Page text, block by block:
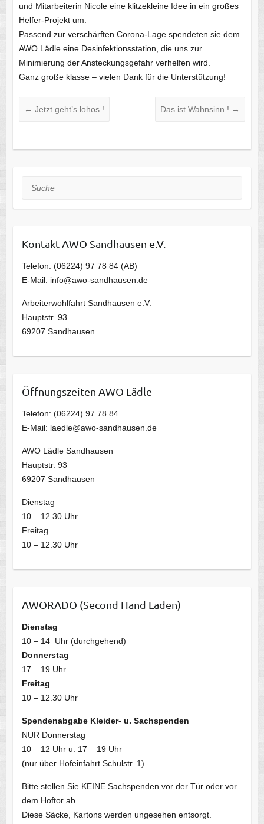
und Mitarbeiterin Nicole eine klitzekleine Idee in ein großes
Helfer-Projekt um.
Passend zur verschärften Corona-Lage spendeten sie dem
AWO Lädle eine Desinfektionsstation, die uns zur
Minimierung der Ansteckungsgefahr verhelfen wird.
Ganz große klasse – vielen Dank für die Unterstützung!
← Jetzt geht’s lohos ! Das ist Wahnsinn ! →
Suche
Kontakt AWO Sandhausen e.V.
Telefon: (06224) 97 78 84 (AB)
E-Mail: info@awo-sandhausen.de
Arbeiterwohlfahrt Sandhausen e.V.
Hauptstr. 93
69207 Sandhausen
Öffnungszeiten AWO Lädle
Telefon: (06224) 97 78 84
E-Mail: laedle@awo-sandhausen.de
AWO Lädle Sandhausen
Hauptstr. 93
69207 Sandhausen
Dienstag
10 – 12.30 Uhr
Freitag
10 – 12.30 Uhr
AWORADO (Second Hand Laden)
Dienstag
10 – 14 Uhr (durchgehend)
Donnerstag
17 – 19 Uhr
Freitag
10 – 12.30 Uhr
Spendenabgabe Kleider- u. Sachspenden
NUR Donnerstag
10 – 12 Uhr u. 17 – 19 Uhr
(nur über Hofeinfahrt Schulstr. 1)
Bitte stellen Sie KEINE Sachspenden vor der Tür oder vor
dem Hoftor ab.
Diese Säcke, Kartons werden ungesehen entsorgt.